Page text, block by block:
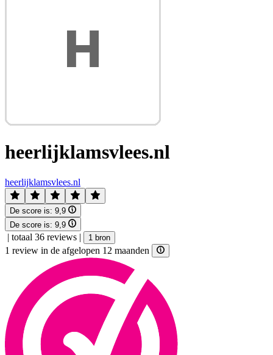
heerlijklamsvlees.nl
heerlijklamsvlees.nl
De score is: 9,9
De score is: 9,9
| totaal 36 reviews | 1 bron
1 review in de afgelopen 12 maanden